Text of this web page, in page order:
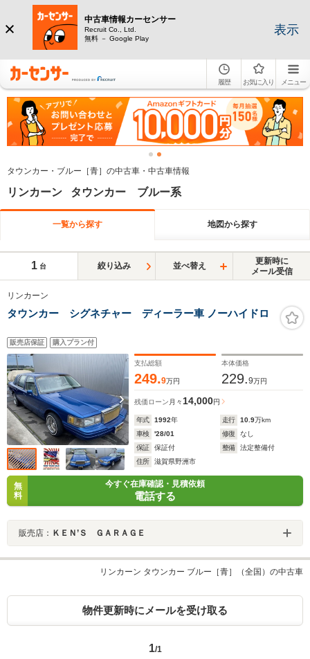
中古車情報カーセンサー
Recruit Co., Ltd.
無料 － Google Play
表示
履歴 お気に入り メニュー
タウンカー・ブルー［青］の中古車・中古車情報
リンカーン タウンカー ブルー系
一覧から探す 地図から探す
1 台 絞り込み 並べ替え
更新時に
メール受信
リンカーン
タウンカー シグネチャー ディーラー車 ノーハイドロ
販売店保証 購入プラン付
支払総額
249.9万円
本体価格
229.9万円
残価ローン 月々14,000円
年式 1992年 走行 10.9万km
車検
'28/01 修復
なし
保証
保証付 整備
法定整備付
住所
滋賀県野洲市
無
料
今すぐ在庫確認・見積依頼
電話する
販売店： ＫＥＮ’Ｓ ＧＡＲＡＧＥ
リンカーン タウンカー ブルー［青］（全国）の中古車
物件更新時にメールを受け取る
1/1